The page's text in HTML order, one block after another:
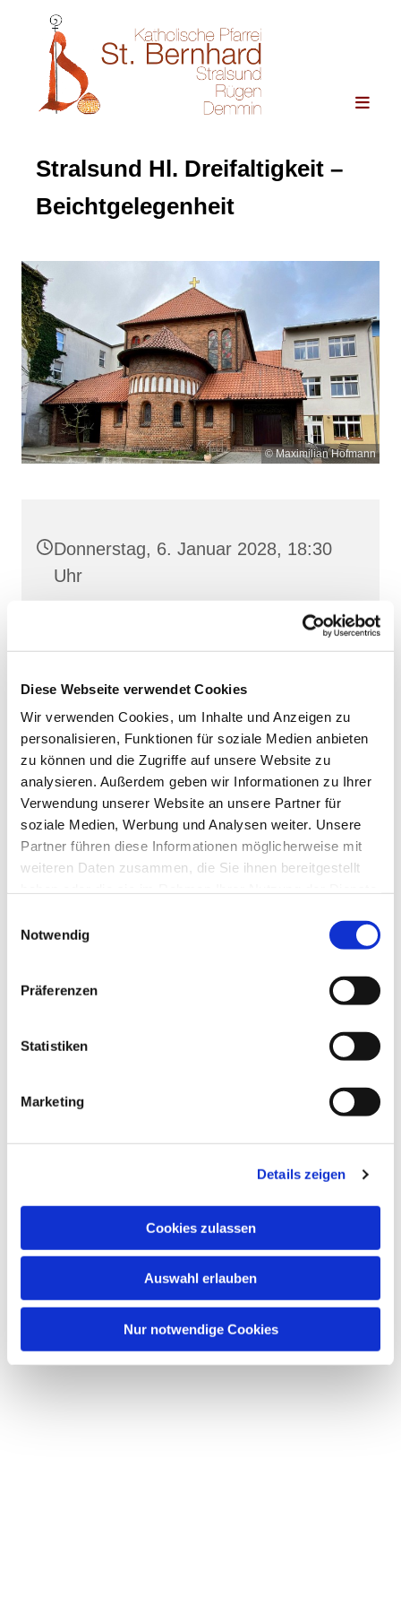
Diese Webseite verwendet Cookies
Wir verwenden Cookies, um Inhalte und Anzeigen zu
personalisieren, Funktionen für soziale Medien anbieten
zu können und die Zugriffe auf unsere Website zu
analysieren. Außerdem geben wir Informationen zu Ihrer
Verwendung unserer Website an unsere Partner für
soziale Medien, Werbung und Analysen weiter. Unsere
Partner führen diese Informationen möglicherweise mit
weiteren Daten zusammen, die Sie ihnen bereitgestellt
Notwendig
Präferenzen
Statistiken
Marketing
Details zeigen
Cookies zulassen
Auswahl erlauben
Nur notwendige Cookies
Stralsund Hl. Dreifaltigkeit –
Beichtgelegenheit
© Maximilian Hofmann
Donnerstag, 6. Januar 2028, 18:30
Uhr
Frankenwall 7, 18439 Stralsund